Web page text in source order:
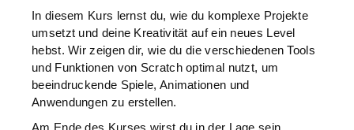
In diesem Kurs lernst du, wie du komplexe Projekte
umsetzt und deine Kreativität auf ein neues Level
hebst. Wir zeigen dir, wie du die verschiedenen Tools
und Funktionen von Scratch optimal nutzt, um
beeindruckende Spiele, Animationen und
Anwendungen zu erstellen.
Am Ende des Kurses wirst du in der Lage sein,